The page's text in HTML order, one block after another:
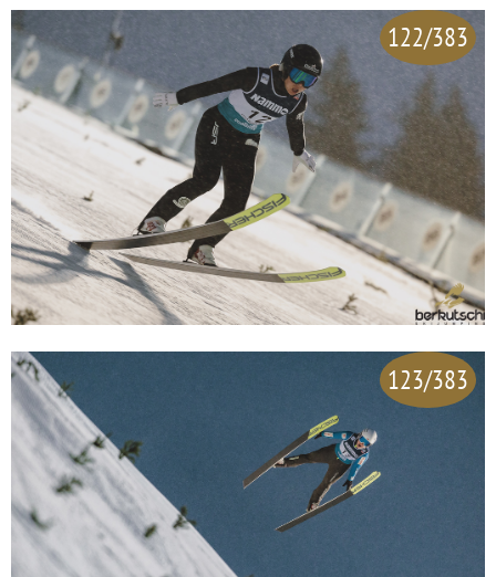
122/383
123/383